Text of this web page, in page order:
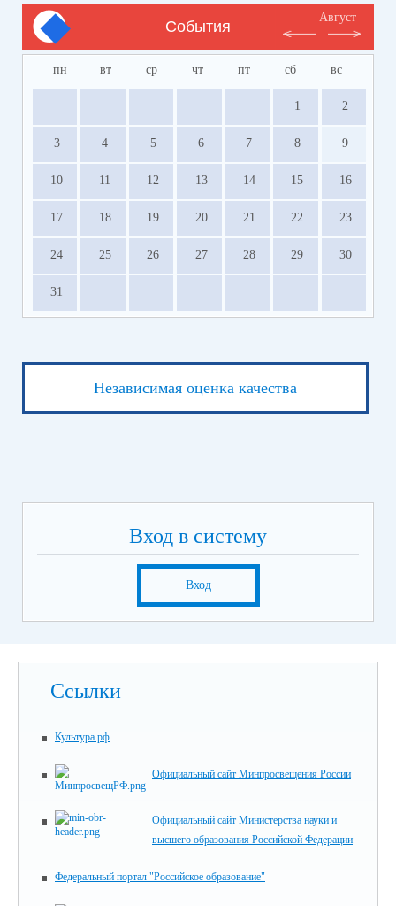
События
Август
пн вт ср чт пт сб вс
1 2
3 4 5 6 7 8 9
10 11 12 13 14 15 16
17 18 19 20 21 22 23
24 25 26 27 28 29 30
31
Независимая оценка качества
Вход в систему
Вход
Ссылки
Культура.рф
Официальный сайт Минпросвещения России
Официальный сайт Министерства науки и
высшего образования Российской Федерации
Федеральный портал "Российское образование"